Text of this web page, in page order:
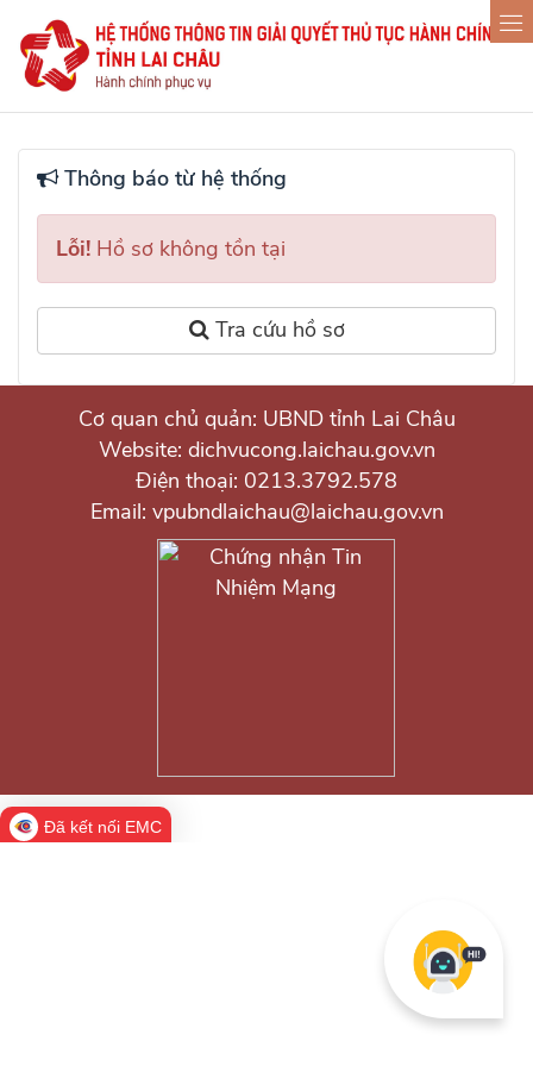
Thông báo từ hệ thống
Lỗi! Hồ sơ không tồn tại
Tra cứu hồ sơ
Cơ quan chủ quản: UBND tỉnh Lai Châu
Website: dichvucong.laichau.gov.vn
Điện thoại: 0213.3792.578
Email: vpubndlaichau@laichau.gov.vn
Đã kết nối EMC